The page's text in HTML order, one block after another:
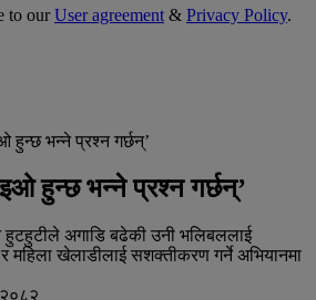
to ourUser agreement & Privacy Policy.
हुन्छ भन्ने प्रश्न गर्छन्’
हुन्छ भन्ने प्रश्न गर्छन्’
अगाडि बढेकी उनी भलिबललाई
र महिला खेलाडीलाई सशक्तीकरण गर्ने अभियानमा